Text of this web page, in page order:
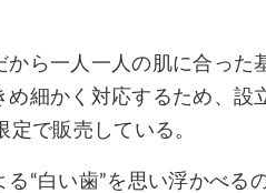
ら一人一人の肌に合った
細かく対応するため、設
で販売している。
“白い歯”を思い浮かべる